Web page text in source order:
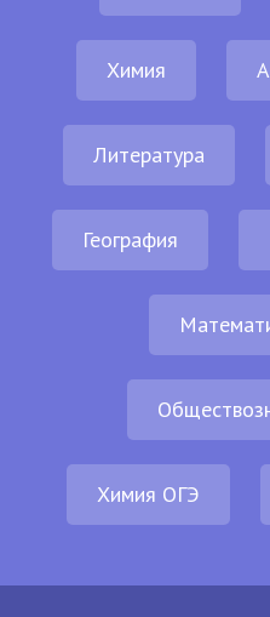
Химия
Литература
География
Химия ОГЭ